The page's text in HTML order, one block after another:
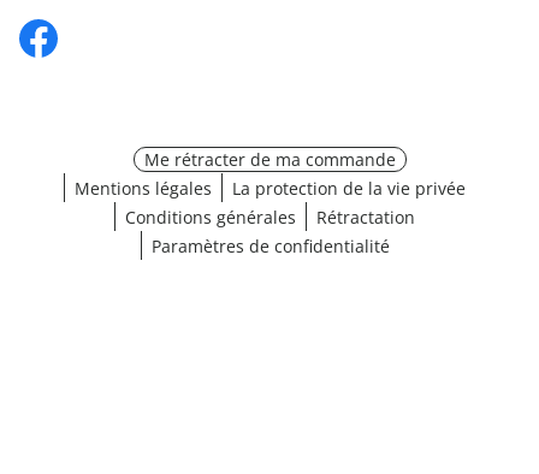
Me rétracter de ma commande
Mentions légales
La protection de la vie privée
Conditions générales
Rétractation
Paramètres de confidentialité